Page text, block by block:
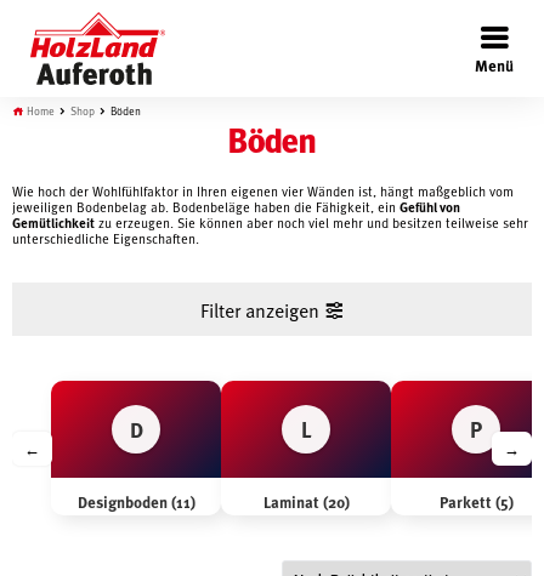
Menü
×
Böden
Türen
Wand
Garten
Home Shop Böden
Böden
Wie hoch der Wohlfühlfaktor in Ihren eigenen vier Wänden ist, hängt maßgeblich vom
jeweiligen Bodenbelag ab. Bodenbeläge haben die Fähigkeit, ein Gefühl von
Gemütlichkeit zu erzeugen. Sie können aber noch viel mehr und besitzen teilweise sehr
unterschiedliche Eigenschaften.
Filter anzeigen
←
D
Designboden (11)
L
Laminat (20)
P
Parkett (5)
→